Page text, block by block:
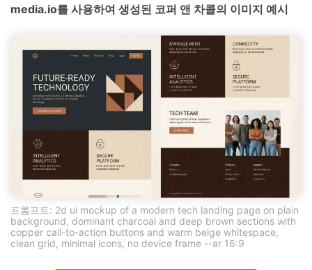
media.io를 사용하여 생성된 코퍼 앤 차콜의 이미지 예시
프롬프트: 2d ui mockup of a modern tech landing page on plain
background, dominant charcoal and deep brown sections with
copper call-to-action buttons and warm beige whitespace,
clean grid, minimal icons, no device frame --ar 16:9